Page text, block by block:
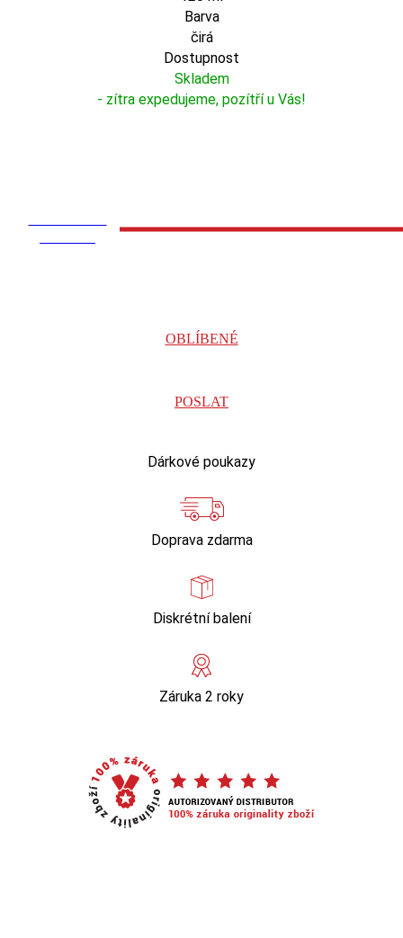
Barva
čirá
Dostupnost
Skladem
- zítra expedujeme, pozítří u Vás!
OBLÍBENÉ
POSLAT
Dárkové poukazy
Doprava zdarma
Diskrétní balení
Záruka 2 roky